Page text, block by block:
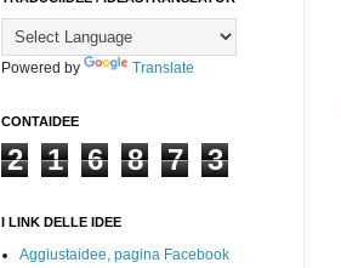
Powered by Translate
CONTAIDEE
2 1 6 8 7 3
I LINK DELLE IDEE
Aggiustaidee, pagina Facebook